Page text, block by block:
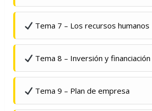
Tema 7 – Los recursos humanos
Tema 8 – Inversión y financiación
Tema 9 – Plan de empresa